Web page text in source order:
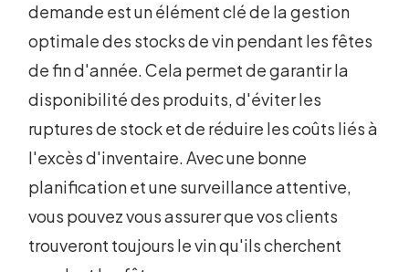
demande est un élément clé de la gestion
optimale des stocks de vin pendant les fêtes
de fin d'année. Cela permet de garantir la
disponibilité des produits, d'éviter les
ruptures de stock et de réduire les coûts liés à
l'excès d'inventaire. Avec une bonne
planification et une surveillance attentive,
vous pouvez vous assurer que vos clients
trouveront toujours le vin qu'ils cherchent